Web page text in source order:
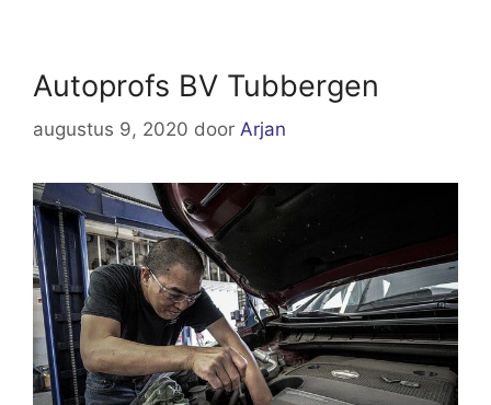
Autoprofs BV Tubbergen
augustus 9, 2020 door Arjan